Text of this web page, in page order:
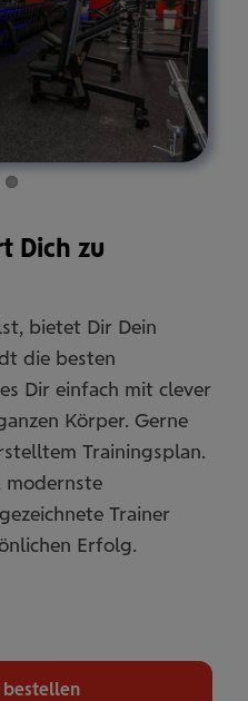
Dich zu
bietet Dir Dein
die besten
Dir einfach mit clever
Körper. Gerne
Trainingsplan.
modernste
Trainer
Erfolg.
bestellen